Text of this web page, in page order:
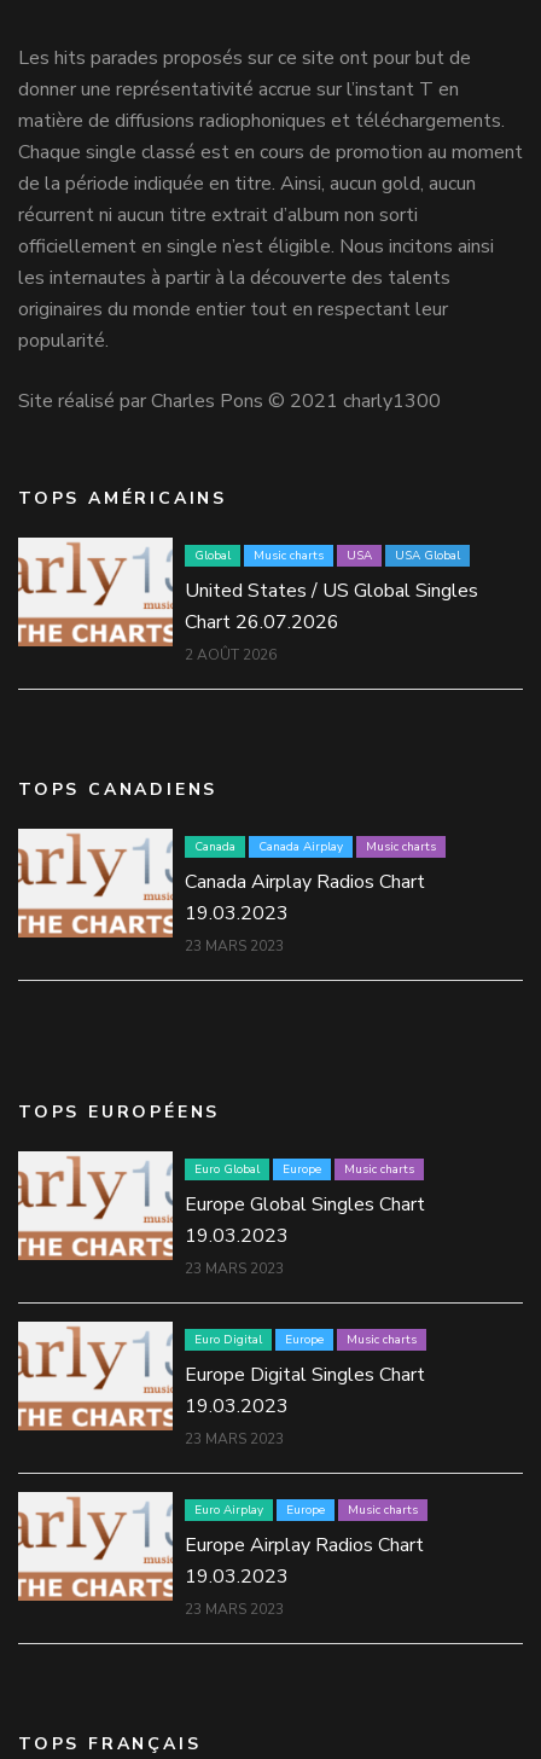
Les hits parades proposés sur ce site ont pour but de
donner une représentativité accrue sur l’instant T en
matière de diffusions radiophoniques et téléchargements.
Chaque single classé est en cours de promotion au moment
de la période indiquée en titre. Ainsi, aucun gold, aucun
récurrent ni aucun titre extrait d’album non sorti
officiellement en single n’est éligible. Nous incitons ainsi
les internautes à partir à la découverte des talents
originaires du monde entier tout en respectant leur
popularité.
Site réalisé par Charles Pons © 2021 charly1300
TOPS AMÉRICAINS
Global Music charts USA USA Global
United States / US Global Singles
Chart 26.07.2026
2 AOÛT 2026
TOPS CANADIENS
Canada Canada Airplay Music charts
Canada Airplay Radios Chart
19.03.2023
23 MARS 2023
TOPS EUROPÉENS
Euro Global Europe Music charts
Europe Global Singles Chart
19.03.2023
23 MARS 2023
Euro Digital Europe Music charts
Europe Digital Singles Chart
19.03.2023
23 MARS 2023
Euro Airplay Europe Music charts
Europe Airplay Radios Chart
19.03.2023
23 MARS 2023
TOPS FRANÇAIS